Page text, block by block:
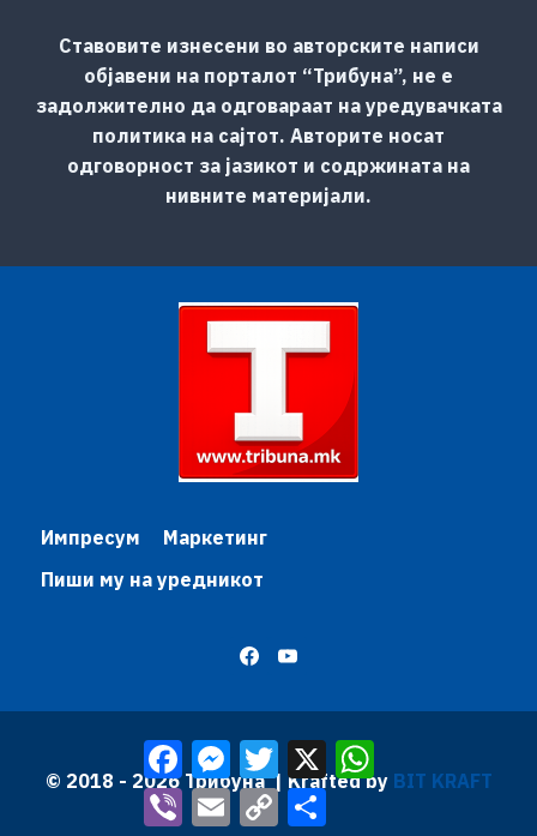
Ставовите изнесени во авторските написи
објавени на порталот “Трибуна”, не е
задолжително да одговараат на уредувачката
политика на сајтот. Авторите носат
одговорност за јазикот и содржината на
нивните материјали.
Импресум
Маркетинг
Пиши му на уредникот
© 2018 - 2026 Трибуна | Krafted by BIT KRAFT
FacebookMessenger
TwitterX
Viber EmailCopy
Link